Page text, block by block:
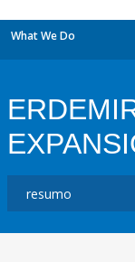
What We Do